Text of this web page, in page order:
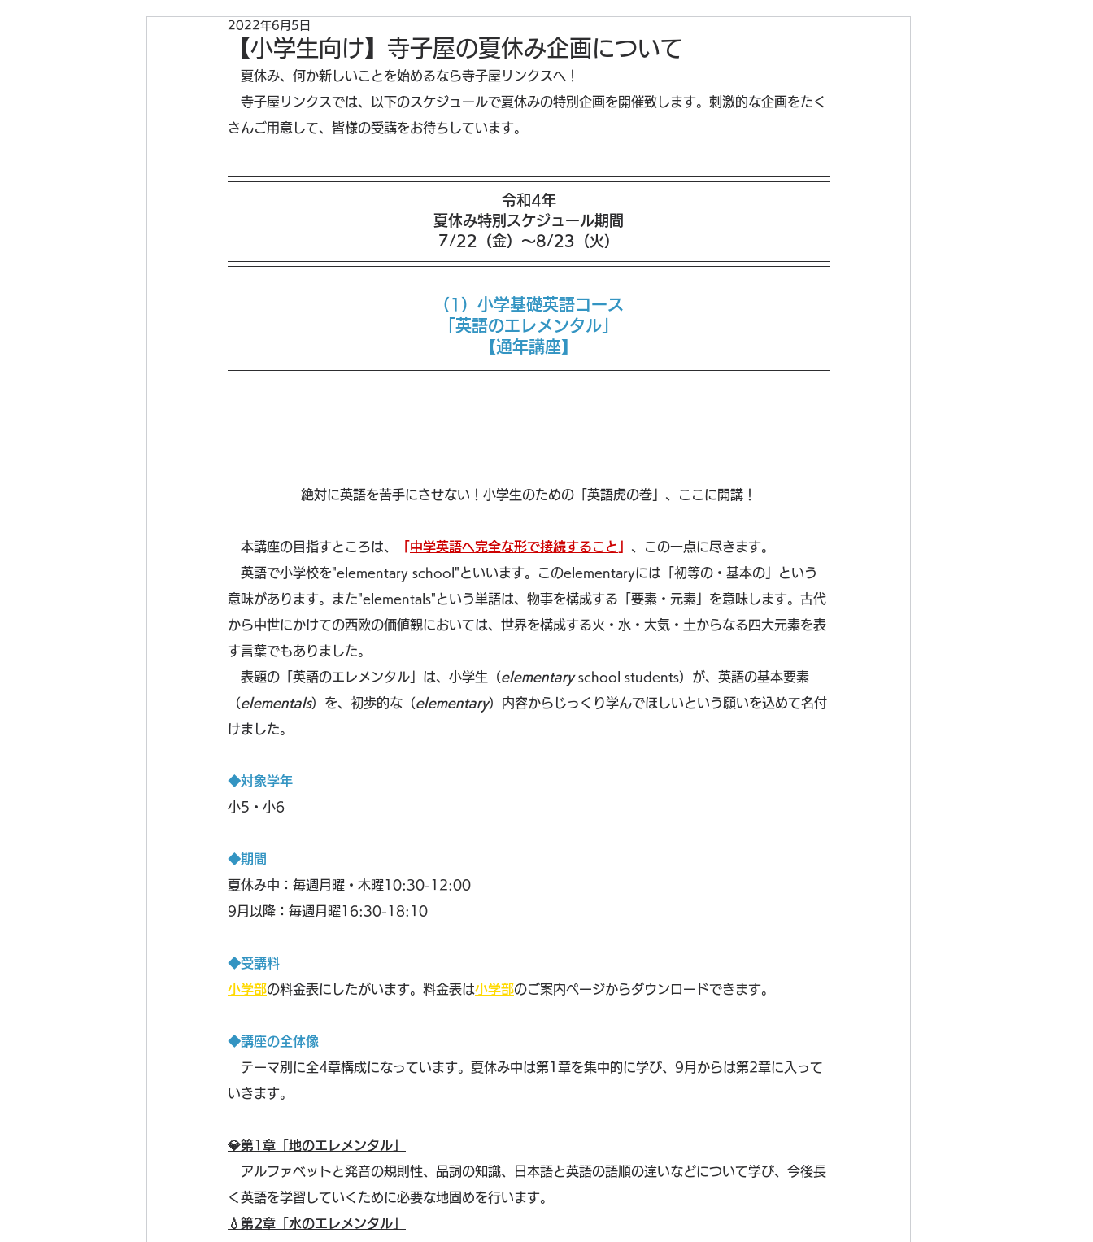
【小学生向け】寺子屋の夏休み企画について
2022年6月5日
夏休み、何か新しいことを始めるなら寺子屋リンクスへ！
寺子屋リンクスでは、以下のスケジュールで夏休みの特別企画を開催致します。刺激的な企画をたく
さんご用意して、皆様の受講をお待ちしています。
令和4年
夏休み特別スケジュール期間
7/22（金）～8/23（火）
（1）小学基礎英語コース
「英語のエレメンタル」
【通年講座】
絶対に英語を苦手にさせない！小学生のための「英語虎の巻」、ここに開講！
本講座の目指すところは、 中学英語へ完全な形で接続すること
、この一点に尽きます。
英語で小学校を"elementary school"といいます。このelementaryには「初等の・基本の」という
意味があります。また"elementals"という単語は、物事を構成する「要素・元素」を意味します。古代
から中世にかけての西欧の価値観においては、世界を構成する火・水・大気・土からなる四大元素を表
す言葉でもありました。
表題の「英語のエレメンタル」は、小学生（elementary school students）が、英語の基本要素
（elementals）を、初歩的な（elementary）内容からじっくり学んでほしいという願いを込めて名付
けました。
◆対象学年
小5・小6
◆期間
夏休み中：毎週月曜・木曜10:30-12:00
9月以降：毎週月曜16:30-18:10
◆受講料
小学部の料金表にしたがいます。料金表は小学部のご案内ページからダウンロードできます。
◆講座の全体像
テーマ別に全4章構成になっています。夏休み中は第1章を集中的に学び、9月からは第2章に入って
いきます。
💎第1章「地のエレメンタル」
アルファベットと発音の規則性、品詞の知識、日本語と英語の語順の違いなどについて学び、今後長
く英語を学習していくために必要な地固めを行います。
💧第2章「水のエレメンタル」